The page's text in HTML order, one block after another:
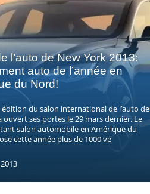
l’auto de New York 2013:
auto de l’année en
du Nord!
édition du salon international de l’auto de
ouvert ses portes le 29 mars dernier. Le
salon automobile en Amérique du
cette année plus de 1000 vé